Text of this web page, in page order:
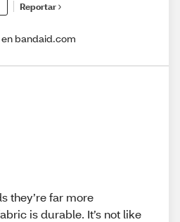
Reportar
bandaid.com
they’re far more
is durable. It’s not like